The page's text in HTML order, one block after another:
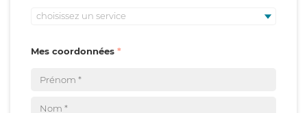
choisissez un service
Mes coordonnées